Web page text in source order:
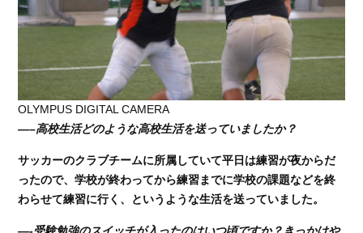
OLYMPUS DIGITAL CAMERA
—–高校生活どのような高校生活を送っていましたか？
サッカーのクラブチームに所属していて平日は練習が夜からだ
ったので、学校が終わってから練習までに学校の課題などを終
わらせて練習に行く、というような生活を送っていました。